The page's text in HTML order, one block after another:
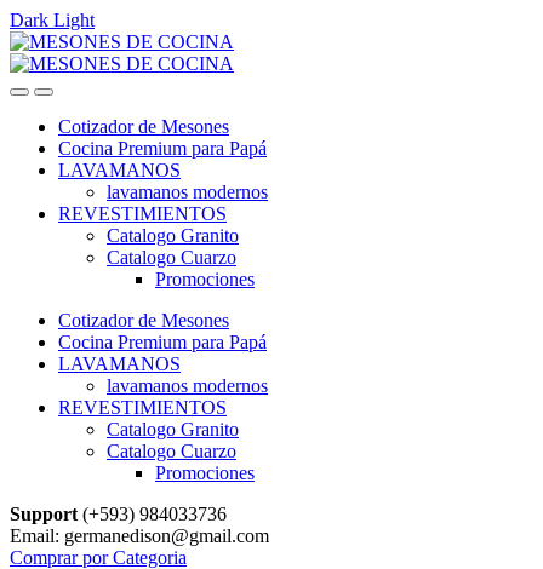
Dark Light
Skip
to
navigation
Skip
to
content
Cotizador de Mesones
Cocina Premium para Papá
LAVAMANOS
lavamanos modernos
REVESTIMIENTOS
Catalogo Granito
Catalogo Cuarzo
Promociones
Cotizador de Mesones
Cocina Premium para Papá
LAVAMANOS
lavamanos modernos
REVESTIMIENTOS
Catalogo Granito
Catalogo Cuarzo
Promociones
Support (+593) 984033736
Email: germanedison@gmail.com
Comprar por Categoria